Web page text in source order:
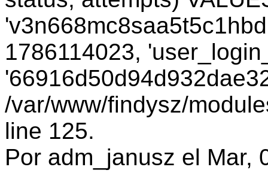
1786114023,
/var/www/findysz/
line 125.
Por adm_janusz el Mar,